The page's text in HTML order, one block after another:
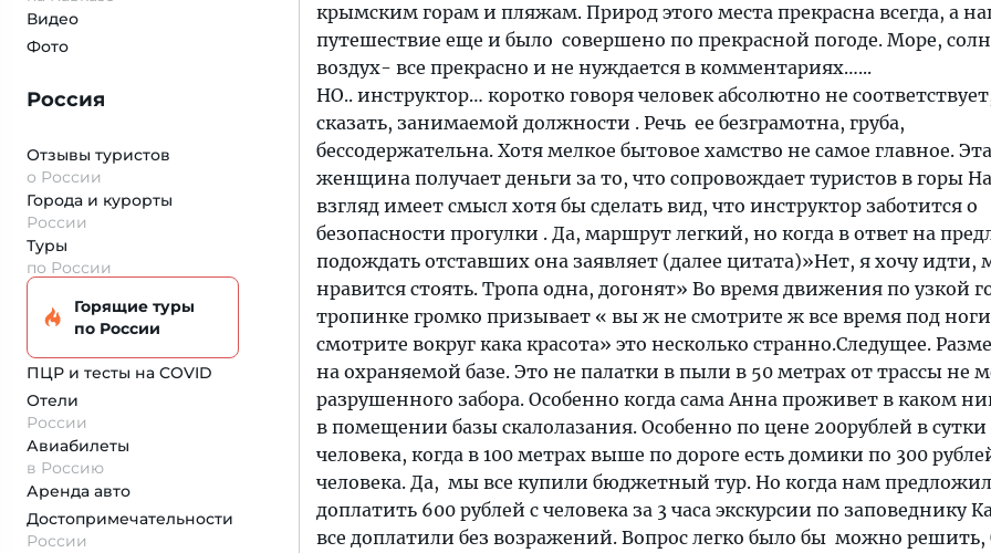
Видео
Фото
Россия
Отзывы туристов
о России
Города и курорты
России
Туры
по России
Горящие туры
по России
ПЦР и тесты на COVID
Отели
России
Авиабилеты
в Россию
Аренда авто
Достопримеча­тельности
России
крымским горам и пляжам. Природ этого места прекрасна всегда, а
путешествие еще и было совершено по прекрасной погоде. Море,
воздух- все прекрасно и не нуждается в комментариях…...
НО.. инструктор… коротко говоря человек абсолютно не
сказать, занимаемой должности . Речь ее безграмотна, груба,
бессодержательна. Хотя мелкое бытовое хамство не самое главное. Эта
женщина получает деньги за то, что сопровождает туристов в горы
взгляд имеет смысл хотя бы сделать вид, что инструктор заботится о
безопасности прогулки . Да, маршрут легкий, но когда в ответ на
подождать отставших она заявляет (далее цитата)»Нет, я хочу идти,
нравится стоять. Тропа одна, догонят» Во время движения по узкой
тропинке громко призывает « вы ж не смотрите ж все время под
смотрите вокруг кака красота» это несколько странно.Следущее.
на охраняемой базе. Это не палатки в пыли в 50 метрах от трассы не
разрушенного забора. Особенно когда сама Анна проживет в каком
в помещении базы скалолазания. Особенно по цене 200рублей в сутки
человека, когда в 100 метрах выше по дороге есть домики по 300
человека. Да, мы все купили бюджетный тур. Но когда нам
доплатить 600 рублей с человека за 3 часа экскурсии по заповеднику
все доплатили без возражений. Вопрос легко было бы можно